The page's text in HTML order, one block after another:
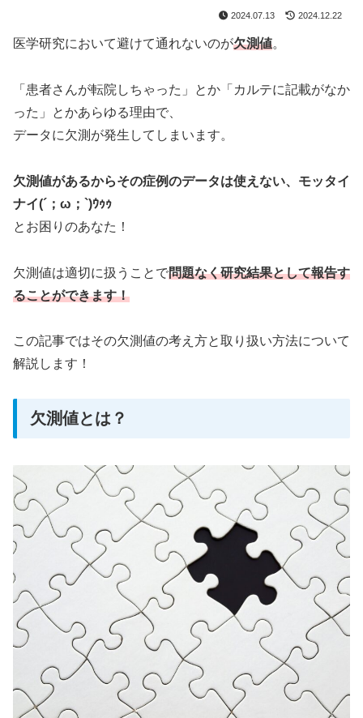
2024.07.13 2024.12.22
医学研究において避けて通れないのが欠測値。
「患者さんが転院しちゃった」とか「カルテに記載がなか
った」とかあらゆる理由で、
データに欠測が発生してしまいます。
欠測値があるからその症例のデータは使えない、モッタイ
ナイ(´；ω；`)ｳｩｩ
とお困りのあなた！
欠測値は適切に扱うことで問題なく研究結果として報告す
ることができます！
この記事ではその欠測値の考え方と取り扱い方法について
解説します！
欠測値とは？